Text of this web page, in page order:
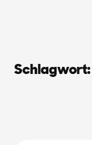
Schlagwort: